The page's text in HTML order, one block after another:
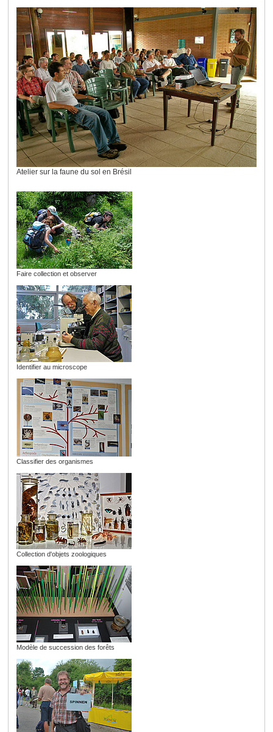
Atelier sur la faune du sol en Brésil
Faire collection et observer
Identifier au microscope
Classifier des organismes
Collection d'objets zoologiques
Modèle de succession des forêts